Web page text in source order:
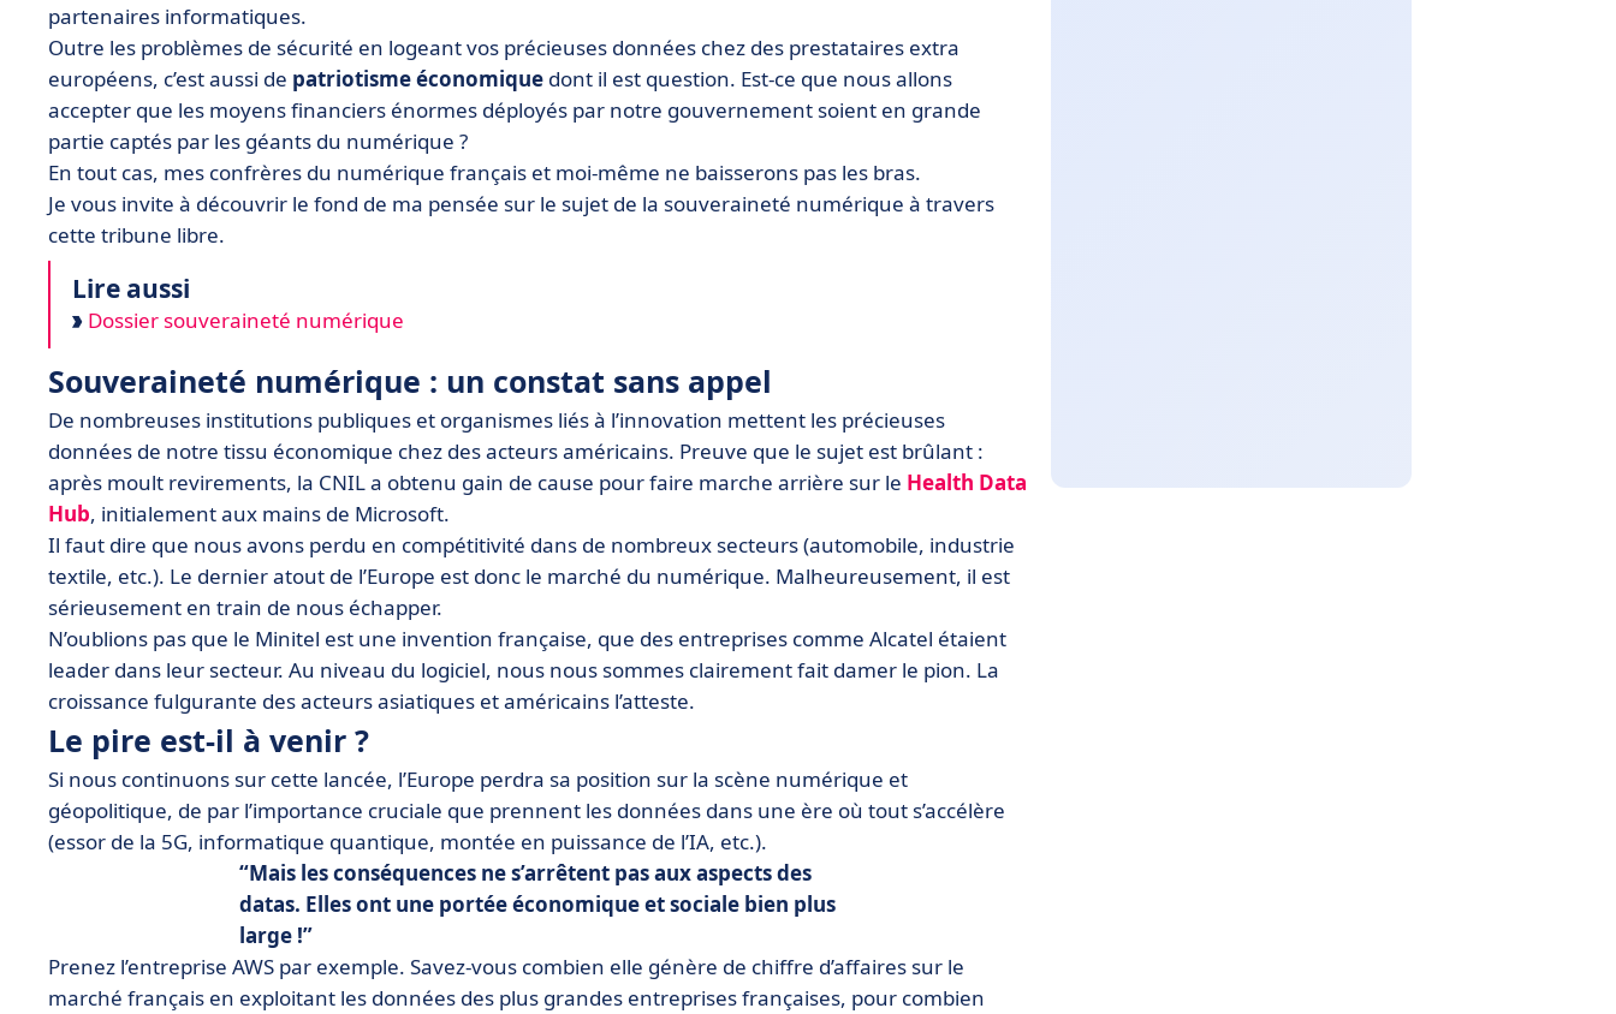
partenaires informatiques.
Outre les problèmes de sécurité en logeant vos précieuses données chez des prestataires extra
européens, c’est aussi de patriotisme économique dont il est question. Est-ce que nous allons
accepter que les moyens financiers énormes déployés par notre gouvernement soient en grande
partie captés par les géants du numérique ?
En tout cas, mes confrères du numérique français et moi-même ne baisserons pas les bras.
Je vous invite à découvrir le fond de ma pensée sur le sujet de la souveraineté numérique à travers
cette tribune libre.
Lire aussi
Dossier souveraineté numérique
Souveraineté numérique : un constat sans appel
De nombreuses institutions publiques et organismes liés à l’innovation mettent les précieuses
données de notre tissu économique chez des acteurs américains. Preuve que le sujet est brûlant :
après moult revirements, la CNIL a obtenu gain de cause pour faire marche arrière sur le Health Data
Hub, initialement aux mains de Microsoft.
Il faut dire que nous avons perdu en compétitivité dans de nombreux secteurs (automobile, industrie
textile, etc.). Le dernier atout de l’Europe est donc le marché du numérique. Malheureusement, il est
sérieusement en train de nous échapper.
N’oublions pas que le Minitel est une invention française, que des entreprises comme Alcatel étaient
leader dans leur secteur. Au niveau du logiciel, nous nous sommes clairement fait damer le pion. La
croissance fulgurante des acteurs asiatiques et américains l’atteste.
Le pire est-il à venir ?
Si nous continuons sur cette lancée, l’Europe perdra sa position sur la scène numérique et
géopolitique, de par l’importance cruciale que prennent les données dans une ère où tout s’accélère
(essor de la 5G, informatique quantique, montée en puissance de l’IA, etc.).
Mais les conséquences ne s’arrêtent pas aux aspects des
datas. Elles ont une portée économique et sociale bien plus
large !
Prenez l’entreprise AWS par exemple. Savez-vous combien elle génère de chiffre d’affaires sur le
marché français en exploitant les données des plus grandes entreprises françaises, pour combien